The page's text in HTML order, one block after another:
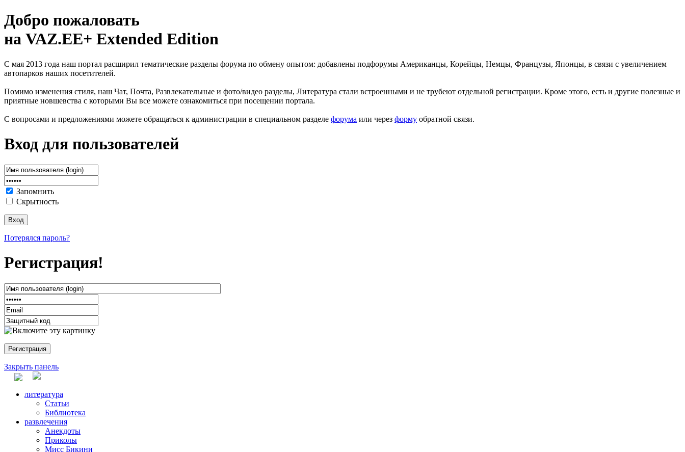
Добро пожаловать
на VAZ.EE+ Extended Edition
С мая 2013 года наш портал расширил тематические разделы форума по обмену опытом: добавлены подфорумы Американцы, Корейцы, Немцы, Французы, Японцы, в связи с увеличением
автопарков наших посетителей.
Помимо изменения стиля, наш Чат, Почта, Развлекательные и фото/видео разделы, Литература стали встроенными и не трубеют отдельной регистрации. Кроме этого, есть и другие полезные и
приятные новшевства с которыми Вы все можете ознакомиться при посещении портала.
С вопросами и предложениями можете обращаться к администрации в специальном разделе форума или через форму обратной связи.
Вход для пользователей
Запомнить
Скрытность
Потерялся пароль?
Регистрация!
Закрыть панель
литература
Статьи
Библиотека
развлечения
Анекдоты
Приколы
Мисс Бикини